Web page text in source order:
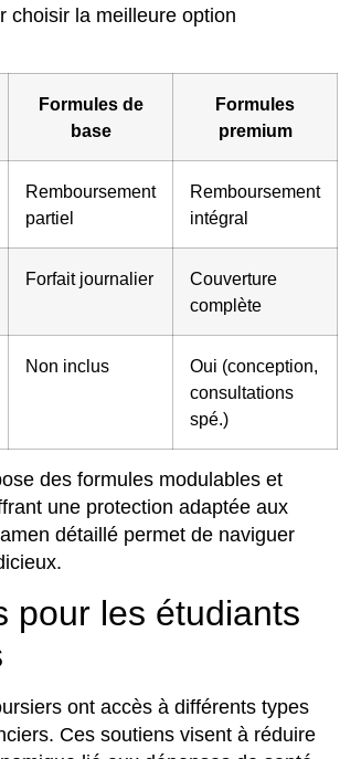
choisir la meilleure option
Formules de
base
Formules
premium
Remboursement
partiel
Remboursement
intégral
Forfait journalier
Couverture
complète
Non inclus
Oui (conception,
consultations
spé.)
des formules modulables et
une protection adaptée aux
détaillé permet de naviguer
pour les étudiants
ont accès à différents types
Ces soutiens visent à réduire